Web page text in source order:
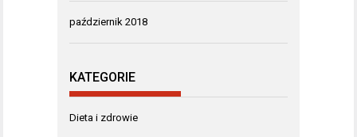
październik 2018
KATEGORIE
Dieta i zdrowie